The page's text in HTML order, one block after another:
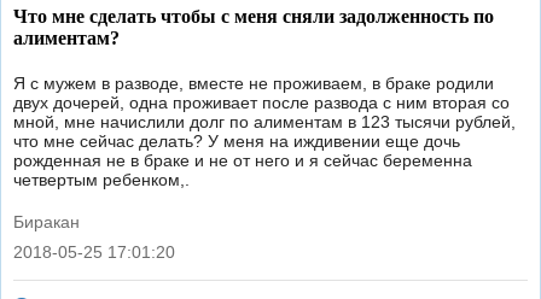
Что мне сделать чтобы с меня сняли задолженность по
алиментам?
Я с мужем в разводе, вместе не проживаем, в браке родили
двух дочерей, одна проживает после развода с ним вторая со
мной, мне начислили долг по алиментам в 123 тысячи рублей,
что мне сейчас делать? У меня на иждивении еще дочь
рожденная не в браке и не от него и я сейчас беременна
четвертым ребенком,.
Биракан
|
2018-05-25 17:01:20